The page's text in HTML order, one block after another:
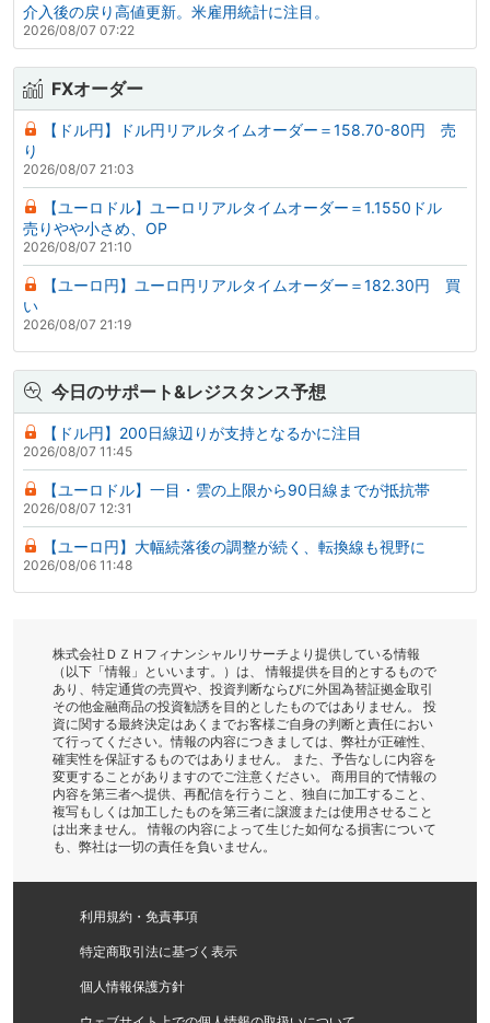
介入後の戻り高値更新。米雇用統計に注目。
2026/08/07 07:22
FXオーダー
【ドル円】ドル円リアルタイムオーダー＝158.70-80円 売
り
2026/08/07 21:03
【ユーロドル】ユーロリアルタイムオーダー＝1.1550ドル
売りやや小さめ、OP
2026/08/07 21:10
【ユーロ円】ユーロ円リアルタイムオーダー＝182.30円 買
い
2026/08/07 21:19
今日のサポート&レジスタンス予想
【ドル円】200日線辺りが支持となるかに注目
2026/08/07 11:45
【ユーロドル】一目・雲の上限から90日線までが抵抗帯
2026/08/07 12:31
【ユーロ円】大幅続落後の調整が続く、転換線も視野に
2026/08/06 11:48
株式会社ＤＺＨフィナンシャルリサーチより提供している情報
（以下「情報」といいます。）は、 情報提供を目的とするもので
あり、特定通貨の売買や、投資判断ならびに外国為替証拠金取引
その他金融商品の投資勧誘を目的としたものではありません。 投
資に関する最終決定はあくまでお客様ご自身の判断と責任におい
て行ってください。情報の内容につきましては、弊社が正確性、
確実性を保証するものではありません。 また、予告なしに内容を
変更することがありますのでご注意ください。 商用目的で情報の
内容を第三者へ提供、再配信を行うこと、独自に加工すること、
複写もしくは加工したものを第三者に譲渡または使用させること
は出来ません。 情報の内容によって生じた如何なる損害について
も、弊社は一切の責任を負いません。
利用規約・免責事項
特定商取引法に基づく表示
個人情報保護方針